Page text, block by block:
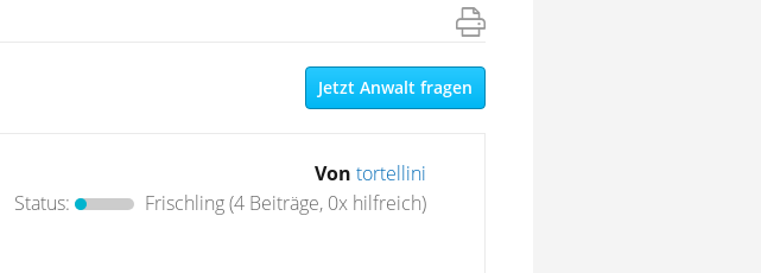
Jetzt Anwalt fragen
Von tortellini
Status:
Frischling(4 Beiträge, 0x hilfreich)